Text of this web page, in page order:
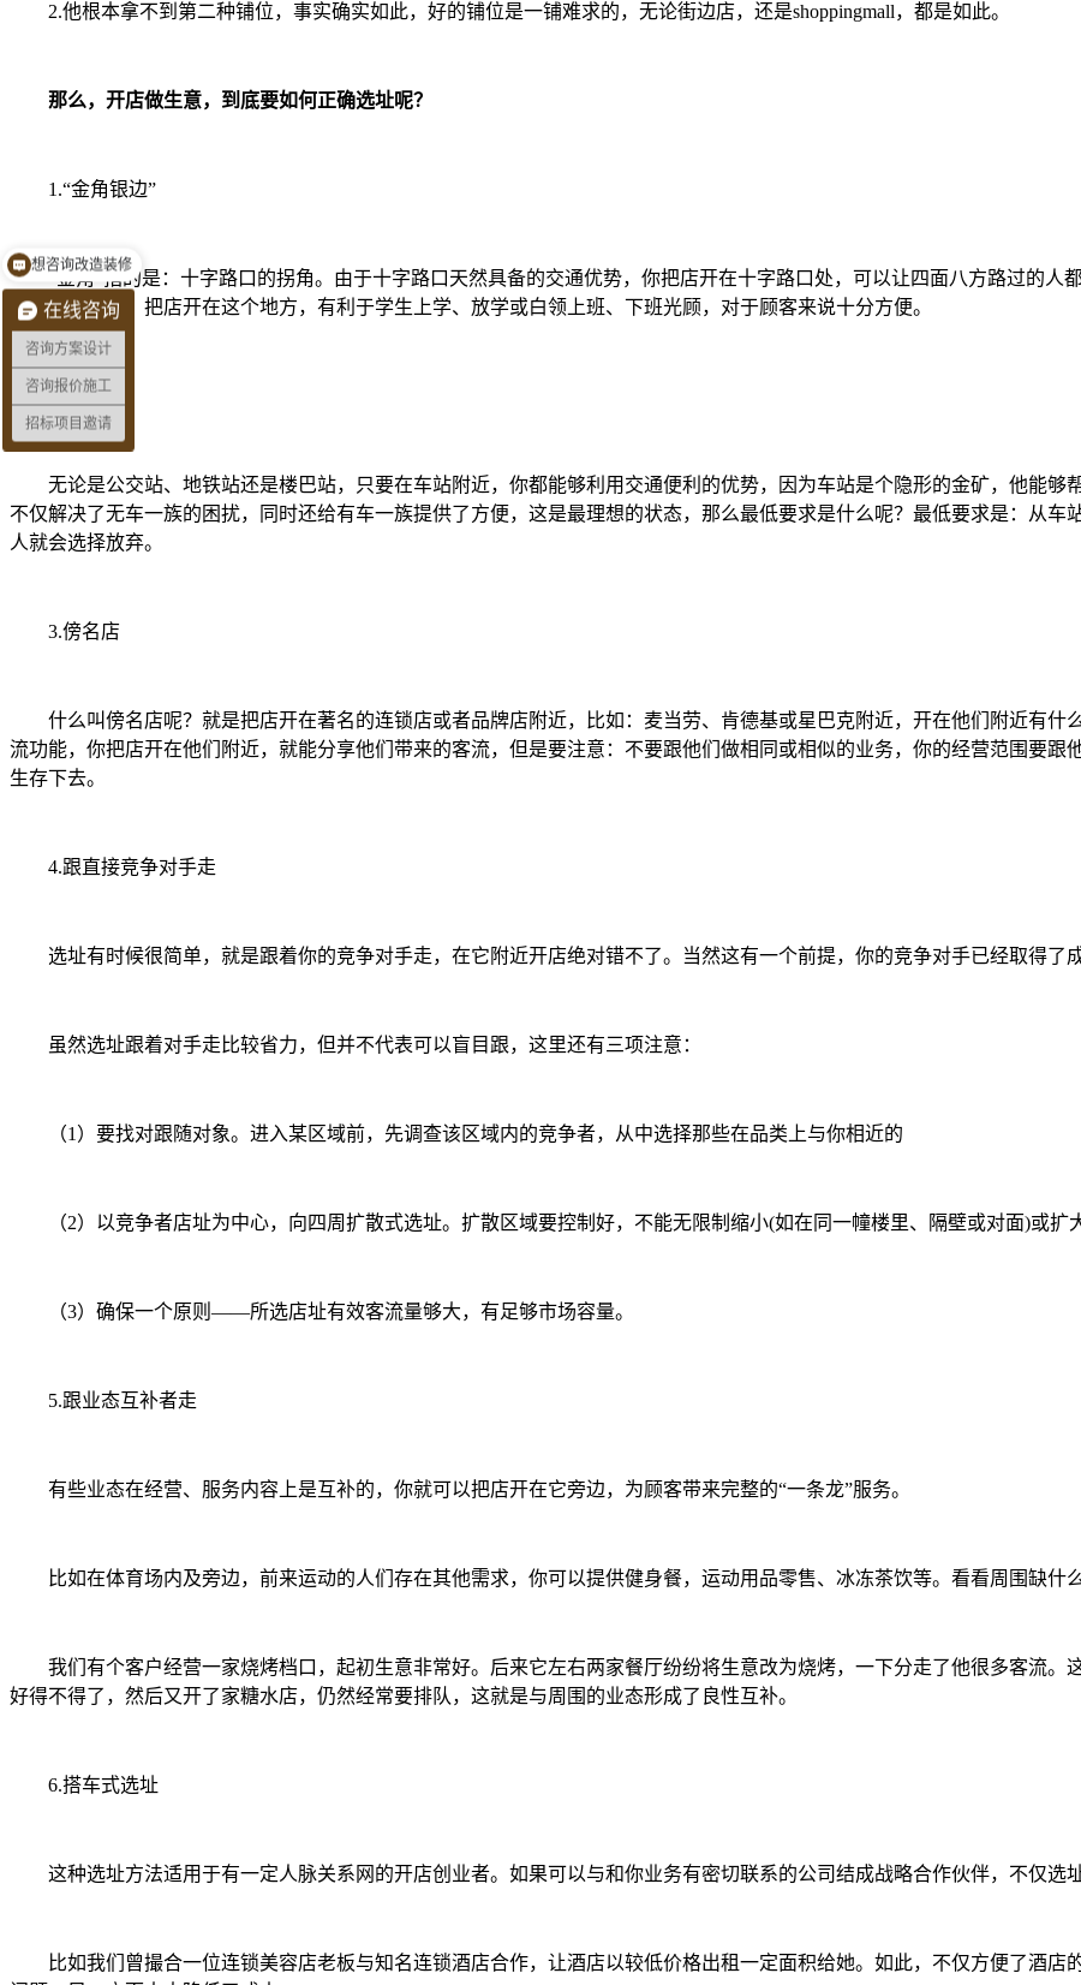
2.他根本拿不到第二种铺位，事实确实如此，好的铺位是一铺难求的，无论街边店，还是shoppingmall，都是如此。
那么，开店做生意，到底要如何正确选址呢？
1.“金角银边”
“金角”指的是：十字路口的拐角。由于十字路口天然具备的交通优势，你把店开在十字路口处，可以让四面八方路过的人
领上班的一边，把店开在这个地方，有利于学生上学、放学或白领上班、下班光顾，对于顾客来说十分方便。
2.车站旁
无论是公交站、地铁站还是楼巴站，只要在车站附近，你都能够利用交通便利的优势，因为车站是个隐形的金矿，他能够
不仅解决了无车一族的困扰，同时还给有车一族提供了方便，这是最理想的状态，那么最低要求是什么呢？最低要求是：从车
人就会选择放弃。
3.傍名店
什么叫傍名店呢？就是把店开在著名的连锁店或者品牌店附近，比如：麦当劳、肯德基或星巴克附近，开在他们附近有什
流功能，你把店开在他们附近，就能分享他们带来的客流，但是要注意：不要跟他们做相同或相似的业务，你的经营范围要
生存下去。
4.跟直接竞争对手走
选址有时候很简单，就是跟着你的竞争对手走，在它附近开店绝对错不了。当然这有一个前提，你的竞争对手已经取得了
虽然选址跟着对手走比较省力，但并不代表可以盲目跟，这里还有三项注意：
（1）要找对跟随对象。进入某区域前，先调查该区域内的竞争者，从中选择那些在品类上与你相近的
（2） 以竞争者店址为中心，向四周扩散式选址。扩散区域要控制好，不能无限制缩小(如在同一幢楼里、隔壁或对面)或扩
（3） 确保一个原则——所选店址有效客流量够大，有足够市场容量。
5.跟业态互补者走
有些业态在经营、服务内容上是互补的，你就可以把店开在它旁边，为顾客带来完整的“一条龙”服务。
比如在体育场内及旁边，前来运动的人们存在其他需求，你可以提供健身餐，运动用品零售、冰冻茶饮等。看看周围缺什么
我们有个客户经营一家烧烤档口，起初生意非常好。后来它左右两家餐厅纷纷将生意改为烧烤，一下分走了他很多客流。
好得不得了，然后又开了家糖水店，仍然经常要排队，这就是与周围的业态形成了良性互补。
6.搭车式选址
这种选址方法适用于有一定人脉关系网的开店创业者。如果可以与和你业务有密切联系的公司结成战略合作伙伴，不仅选
比如我们曾撮合一位连锁美容店老板与知名连锁酒店合作，让酒店以较低价格出租一定面积给她。如此，不仅方便了酒店
在线咨询
咨询方案设计
咨询报价施工
招标项目邀请
想咨询改造装修